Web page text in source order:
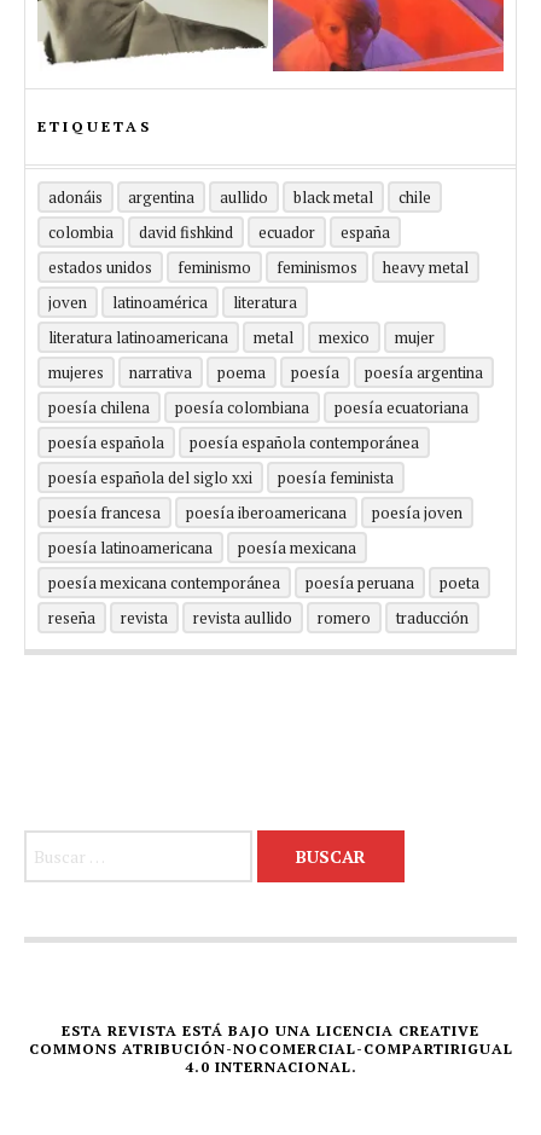
ETIQUETAS
adonáis argentina aullido black metal
chile
colombia
david fishkind ecuador
españa
estados unidos
feminismo feminismos
heavy metal
joven
latinoamérica
literatura
literatura latinoamericana
metal mexico
mujer
mujeres
narrativa poema poesía
poesía argentina
poesía chilena
poesía colombiana
poesía ecuatoriana
poesía española
poesía española contemporánea
poesía española del siglo xxi
poesía feminista
poesía francesa
poesía iberoamericana
poesía joven
poesía latinoamericana
poesía mexicana
poesía mexicana contemporánea
poesía peruana
poeta
reseña
revista revista aullido romero traducción
ESTA REVISTA ESTÁ BAJO UNA LICENCIA CREATIVE
COMMONS ATRIBUCIÓN-NOCOMERCIAL-COMPARTIRIGUAL
4.0 INTERNACIONAL.